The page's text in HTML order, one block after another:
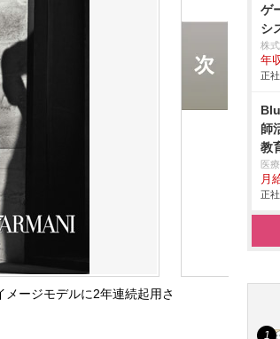
ージモデルに2年連続起用さ
ゲ
シ
株
年
正
師
教
医
月
正